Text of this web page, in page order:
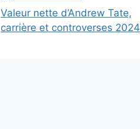
Valeur nette d’Andrew Tate,
carrière et controverses 2024